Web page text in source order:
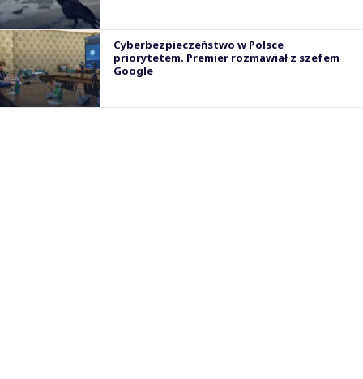
Cyberbezpieczeństwo w Polsce
priorytetem. Premier rozmawiał z szefem
Google